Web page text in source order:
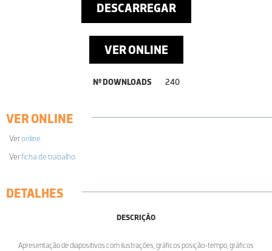
DESCARREGAR
VER ONLINE
Nº DOWNLOADS 240
VER ONLINE
Veronline.
Verficha de trabalho.
DETALHES
DESCRIÇÃO
Apresentação de diapositivos com ilustrações, gráficos posição-tempo, gráficos